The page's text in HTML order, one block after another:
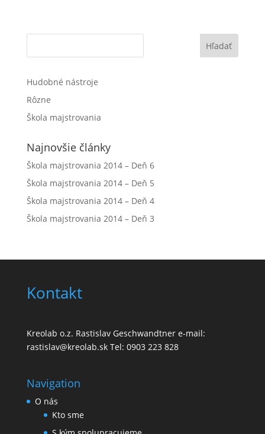
Hľadať
Hudobné nástroje
Rôzne
Škola majstrovania
Najnovšie články
Škola majstrovania 2014 – Deň 6
Škola majstrovania 2014 – Deň 5
Škola majstrovania 2014 – Deň 4
Škola majstrovania 2014 – Deň 3
Kontakt
Kreolab o.z. Rastislav Geschwandtner e-mail:
rastislav@kreolab.sk Tel: 0903 223 828
Navigation
O nás
Kto sme